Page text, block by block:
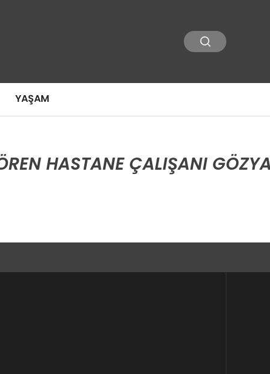
YAŞAM
HASTANE ÇALIŞANI